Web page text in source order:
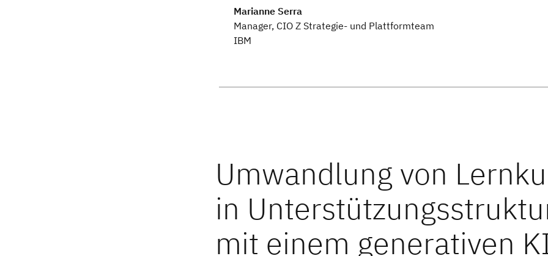
Marianne Serra
Manager, CIO Z Strategie- und Plattformteam
IBM